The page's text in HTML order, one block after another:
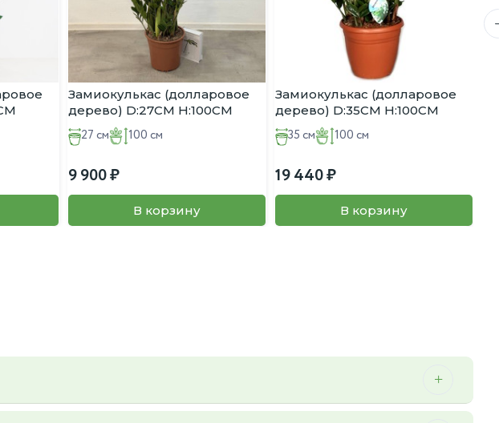
Замиокулькас (долларовое
дерево) D:27CM H:100CM
27 см 100 см
9 900
В корзину
Замиокулькас (долларовое
дерево) D:35CM H:100CM
35 см 100 см
19 440
В корзину
пересадку так же можем осуществить мы.